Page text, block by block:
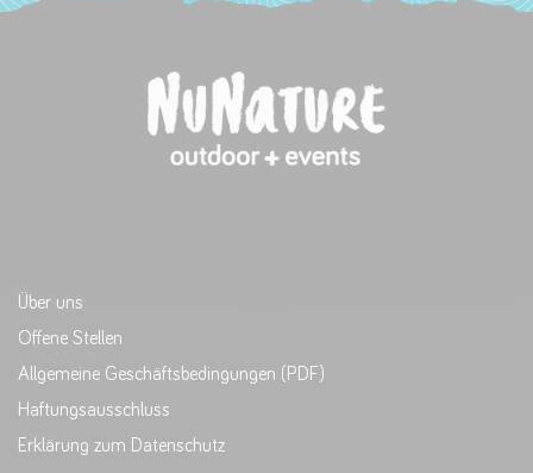
Über uns
Offene Stellen
Allgemeine Geschäftsbedingungen (PDF)
Haftungsausschluss
Erklärung zum Datenschutz